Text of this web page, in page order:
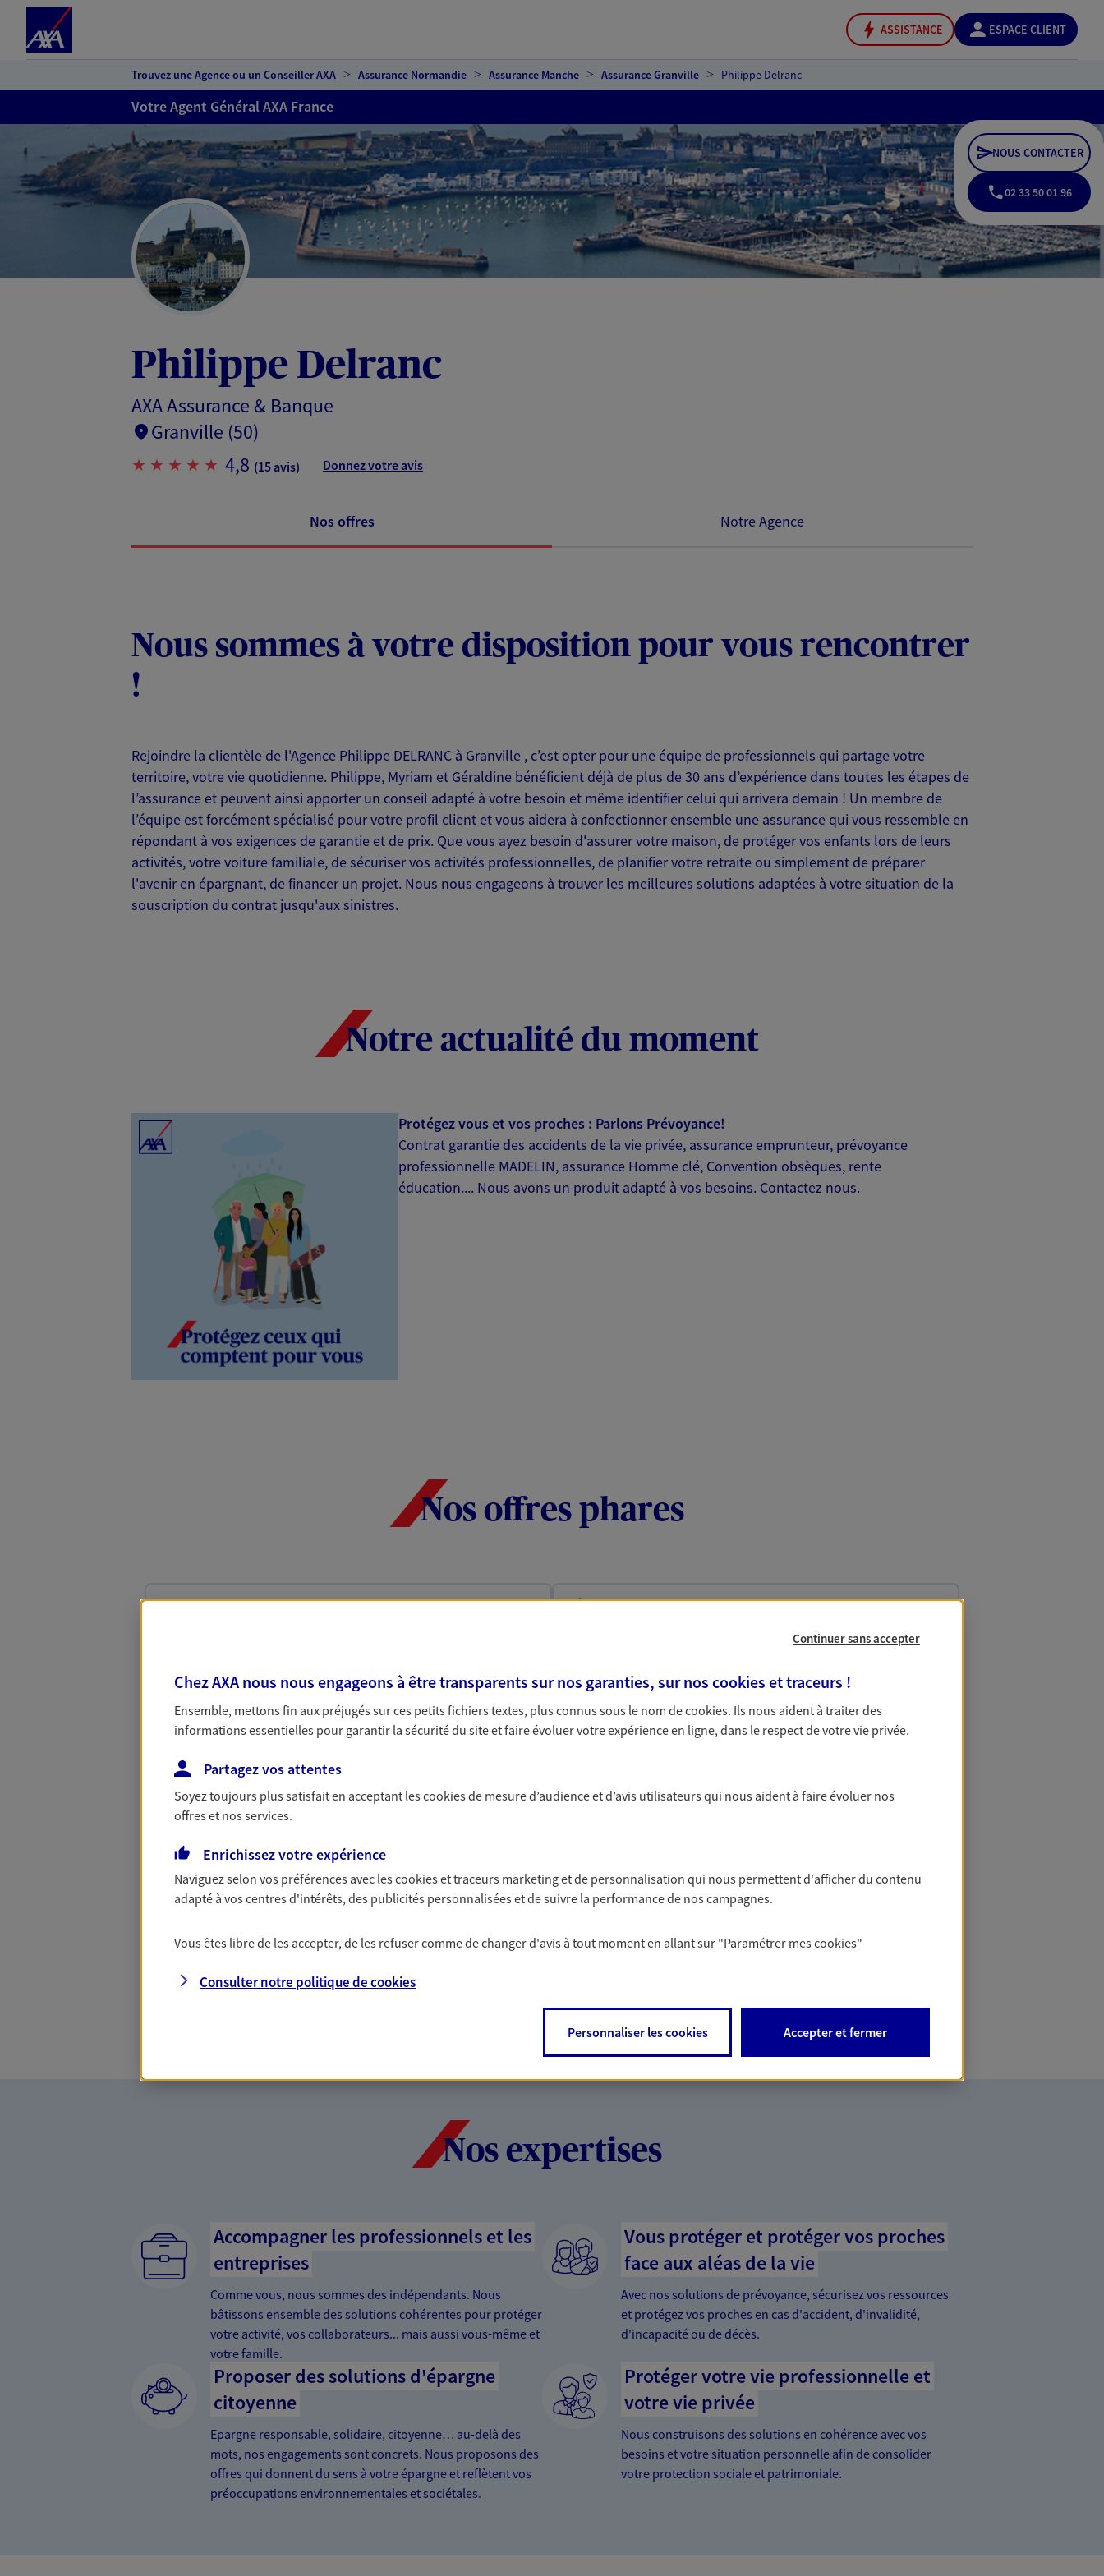
ASSISTANCE ESPACE CLIENT
Trouvez une Agence ou un Conseiller AXA Assurance Normandie Assurance Manche Assurance Granville Philippe Delranc
Votre Agent Général AXA France
Philippe Delranc
AXA Assurance & Banque
Granville (50)
4,8 (15 avis) Donnez votre avis
NOUS CONTACTER
02 33 50 01 96
Nos offres Notre Agence
Nous sommes à votre disposition pour vous rencontrer
!
Rejoindre la clientèle de l'Agence Philippe DELRANC à Granville , c’est opter pour une équipe de professionnels qui partage votre
territoire, votre vie quotidienne. Philippe, Myriam et Géraldine bénéficient déjà de plus de 30 ans d’expérience dans toutes les étapes de
l’assurance et peuvent ainsi apporter un conseil adapté à votre besoin et même identifier celui qui arrivera demain ! Un membre de
l’équipe est forcément spécialisé pour votre profil client et vous aidera à confectionner ensemble une assurance qui vous ressemble en
répondant à vos exigences de garantie et de prix. Que vous ayez besoin d'assurer votre maison, de protéger vos enfants lors de leurs
activités, votre voiture familiale, de sécuriser vos activités professionnelles, de planifier votre retraite ou simplement de préparer
l'avenir en épargnant, de financer un projet. Nous nous engageons à trouver les meilleures solutions adaptées à votre situation de la
souscription du contrat jusqu'aux sinistres.
Notre actualité du moment
Protégez vous et vos proches : Parlons Prévoyance!
Contrat garantie des accidents de la vie privée, assurance emprunteur, prévoyance
professionnelle MADELIN, assurance Homme clé, Convention obsèques, rente
éducation.... Nous avons un produit adapté à vos besoins. Contactez nous.
Nos offres phares
assurance qui roule pour vous.
Découvrir l'offre Auto
OBTENIR UN TARIF EN LIGNE
Votre logement est unique, comme vous. Le contrat Ma
à coeur.
Découvrir l'offre Habitation
OBTENIR UN TARIF EN LIGNE
Garantie Accidents de la Vie
Bricoleuse, féru de jardinage, pâtissier en herbe ou grande
lectrice… personne n'est à l'abri d'un accident du quotidien.
Avec Ma Protection Accident, protégez votre qualité de vie et
vos revenus.
OBTENIR UN TARIF EN LIGNE
Multirisque Entreprise
votre responsabilité civile.
DEMANDER UN DEVIS
VOIR TOUTES NOS OFFRES
Nos expertises
Accompagner les professionnels et les
entreprises
Comme vous, nous sommes des indépendants. Nous
bâtissons ensemble des solutions cohérentes pour protéger
votre activité, vos collaborateurs... mais aussi vous-même et
votre famille.
Vous protéger et protéger vos proches
face aux aléas de la vie
Avec nos solutions de prévoyance, sécurisez vos ressources
et protégez vos proches en cas d'accident, d'invalidité,
d'incapacité ou de décès.
Proposer des solutions d'épargne
citoyenne
Epargne responsable, solidaire, citoyenne… au-delà des
mots, nos engagements sont concrets. Nous proposons des
offres qui donnent du sens à votre épargne et reflètent vos
préoccupations environnementales et sociétales.
Protéger votre vie professionnelle et
votre vie privée
Nous construisons des solutions en cohérence avec vos
besoins et votre situation personnelle afin de consolider
votre protection sociale et patrimoniale.
Continuer sans accepter
Chez AXA nous nous engageons à être transparents sur nos garanties, sur nos cookies et traceurs !
Ensemble, mettons fin aux préjugés sur ces petits fichiers textes, plus connus sous le nom decookies. Ils nous aident à traiter des
informations essentielles pour garantir la sécurité du site et faire évoluer votre expérience en ligne, dans le respect de votre vie privée.
Partagez vos attentes
Soyez toujours plus satisfait en acceptant lescookiesde mesure d’audience et d’avis utilisateurs qui nous aident à faire évoluer nos
offres et nos services.
Enrichissez votre expérience
Naviguez selon vos préférences avec lescookies et traceurs marketing et de personnalisation qui nous permettent d'afficher du contenu
adapté à vos centres d'intérêts, des publicités personnalisées et de suivre la performance de nos campagnes.
Vous êtes libre de les accepter, de les refuser comme de changer d'avis à tout moment en allant sur "Paramétrer mescookies"
Consulter notre politique decookies
Personnaliser les cookies Accepter et fermer